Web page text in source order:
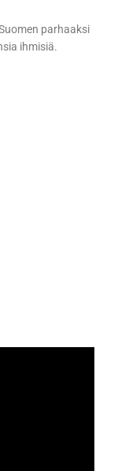
parhaaksi
ihmisiä.